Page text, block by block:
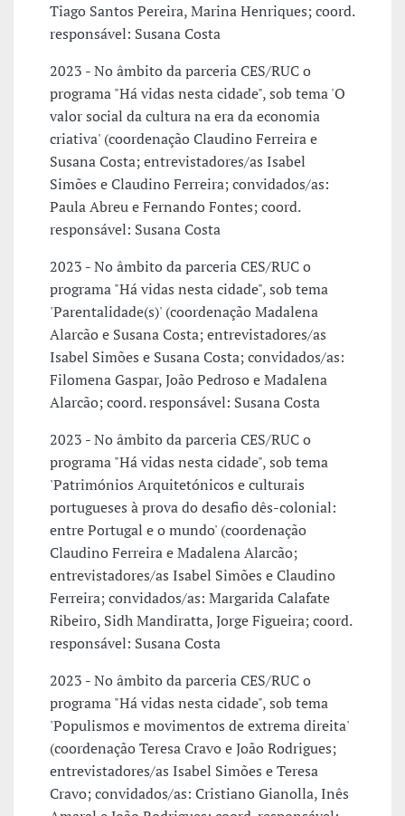
Tiago Santos Pereira, Marina Henriques; coord.
responsável: Susana Costa
2023 - No âmbito da parceria CES/RUC o
programa "Há vidas nesta cidade", sob tema 'O
valor social da cultura na era da economia
criativa' (coordenação Claudino Ferreira e
Susana Costa; entrevistadores/as Isabel
Simões e Claudino Ferreira; convidados/as:
Paula Abreu e Fernando Fontes; coord.
responsável: Susana Costa
2023 - No âmbito da parceria CES/RUC o
programa "Há vidas nesta cidade", sob tema
'Parentalidade(s)' (coordenação Madalena
Alarcão e Susana Costa; entrevistadores/as
Isabel Simões e Susana Costa; convidados/as:
Filomena Gaspar, João Pedroso e Madalena
Alarcão; coord. responsável: Susana Costa
2023 - No âmbito da parceria CES/RUC o
programa "Há vidas nesta cidade", sob tema
'Patrimónios Arquitetónicos e culturais
portugueses à prova do desafio dês-colonial:
entre Portugal e o mundo' (coordenação
Claudino Ferreira e Madalena Alarcão;
entrevistadores/as Isabel Simões e Claudino
Ferreira; convidados/as: Margarida Calafate
Ribeiro, Sidh Mandiratta, Jorge Figueira; coord.
responsável: Susana Costa
2023 - No âmbito da parceria CES/RUC o
programa "Há vidas nesta cidade", sob tema
'Populismos e movimentos de extrema direita'
(coordenação Teresa Cravo e João Rodrigues;
entrevistadores/as Isabel Simões e Teresa
Cravo; convidados/as: Cristiano Gianolla, Inês